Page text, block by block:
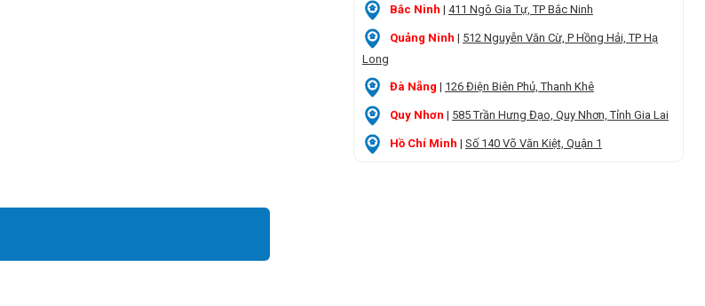
Bắc Ninh | 411 Ngô Gia Tự, TP Bắc Ninh
Quảng Ninh | 512 Nguyễn Văn Cừ, P Hồng Hải, TP Hạ
Long
Đà Nẵng | 126 Điện Biên Phủ, Thanh Khê
Quy Nhơn | 585 Trần Hưng Đạo, Quy Nhơn, Tỉnh Gia Lai
Hồ Chí Minh | Số 140 Võ Văn Kiệt, Quận 1